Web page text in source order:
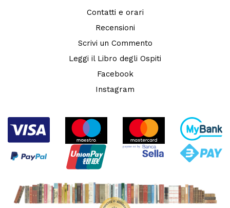
Contatti e orari
Recensioni
Scrivi un Commento
Leggi il Libro degli Ospiti
Facebook
Instagram